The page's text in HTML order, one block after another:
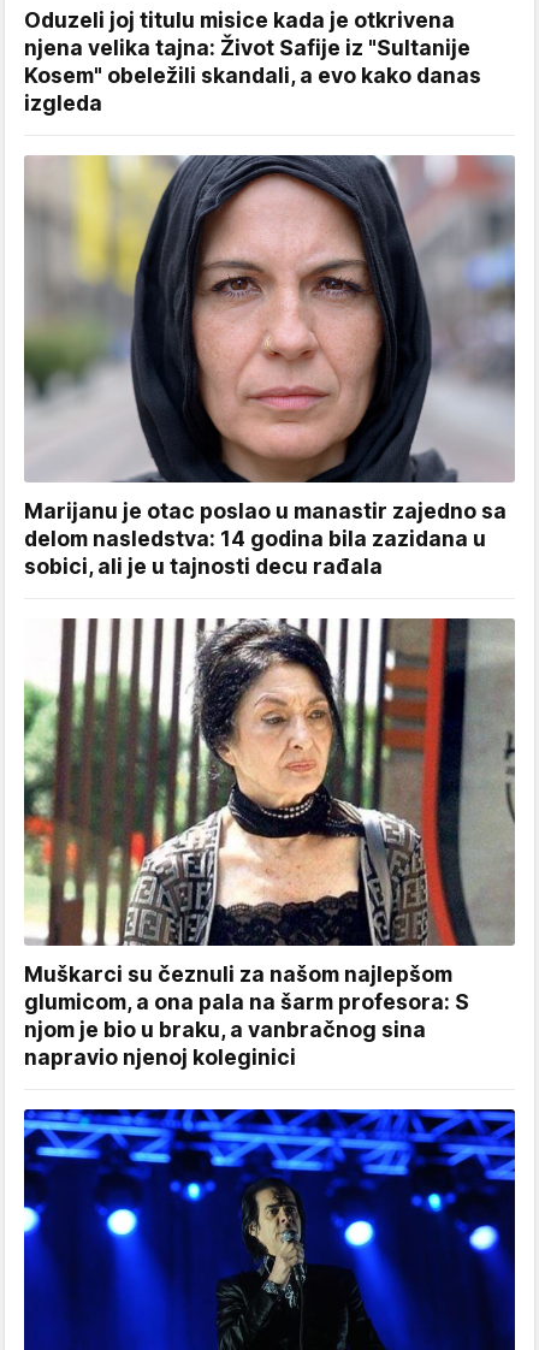
Oduzeli joj titulu misice kada je otkrivena
njena velika tajna: Život Safije iz "Sultanije
Kosem" obeležili skandali, a evo kako danas
izgleda
Marijanu je otac poslao u manastir zajedno sa
delom nasledstva: 14 godina bila zazidana u
sobici, ali je u tajnosti decu rađala
Muškarci su čeznuli za našom najlepšom
glumicom, a ona pala na šarm profesora: S
njom je bio u braku, a vanbračnog sina
napravio njenoj koleginici